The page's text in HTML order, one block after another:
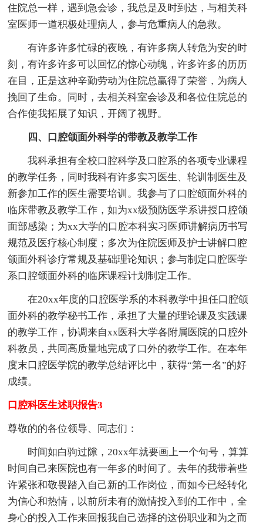
住院总一样，遇到急会诊，我总是及时到达，与相关科
室医师一道积极处理病人，参与危重病人的急救。
有许多许多忙碌的夜晚，有许多病人转危为安的时
刻，有许多许多可以回忆的惊心动魄，许多许多的历历
在目，正是这种辛勤劳动为住院总赢得了荣誉，为病人
挽回了生命。同时，去相关科室会诊及和各位住院总的
合作使我拓展了知识，开阔了视野。
四、口腔颌面外科学的带教及教学工作
我科承担有全校口腔科学及口腔系的各项专业课程
的教学任务，同时我科有许多实习医生、轮训制医生及
新参加工作的医生需要培训。我参与了口腔颌面外科的
临床带教及教学工作，如为xx级预防医学系讲授口腔颌
面部感染；为xx大学的口腔本科实习医师讲解病历书写
规范及医疗核心制度；多次为住院医师及护士讲解口腔
颌面外科诊疗常规及基础理论知识；参与制定口腔医学
系口腔颌面外科的临床课程计划制定工作。
在20xx年度的口腔医学系的本科教学中担任口腔颌
面外科的教学秘书工作，承担了大量的理论课及实践课
的教学工作，协调来自xx医科大学各附属医院的口腔外
科教员，共同高质量地完成了口外的教学工作。在本年
度末口腔医学院的教学总结评比中，获得“第一名”的好
成绩。
口腔科医生述职报告3
尊敬的的各位领导、同志们：
时间如白驹过隙，20xx年就要画上一个句号，算算
时间自己来医院也有一年多的时间了。去年的我带着些
许紧张和敬畏踏入自己新的工作岗位，而如今已经转化
为信心和热情，以前所未有的激情投入到的工作中，全
身心的投入工作来回报我自己选择的这份职业和为之而